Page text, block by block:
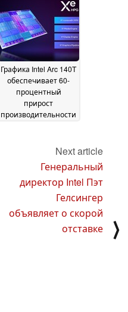
24 November 2024
Графика Intel Arc 140T
обеспечивает 60-
процентный
прирост
производительности
22 October 2024Next article
Генеральный
директор Intel Пэт
Гелсингер
объявляет о скорой
отставке
⟩